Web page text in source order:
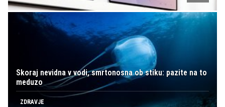
Skoraj nevidna v vodi, smrtonosna ob stiku: pazite na to
meduzo
ZDRAVJE